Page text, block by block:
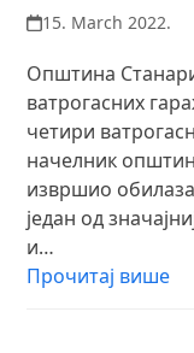
15. March 2022.
Општина
ватрогасних
четири
начелник
извршио
један од
и…
Прочитај више